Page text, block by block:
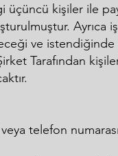
kişiler ile
Ayrıca
ve istendiğinde
Tarafından
telefon